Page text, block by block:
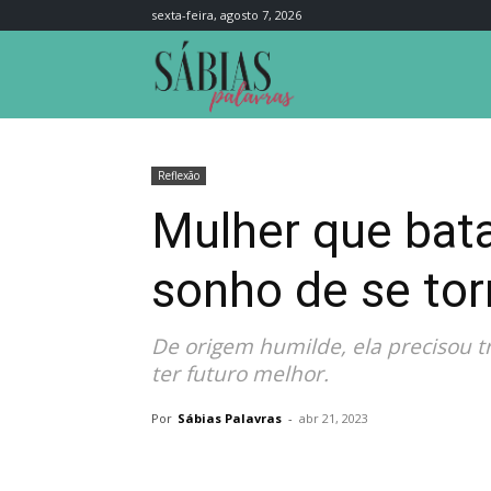
sexta-feira, agosto 7, 2026
Reflexão
Mulher que
sonho de se
De origem humilde, ela precisou
ter futuro melhor.
Por Sábias Palavras - abr 21, 2023